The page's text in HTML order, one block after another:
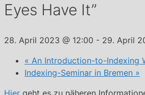
Eyes Have It”
28. April 2023 @ 12:00 - 29. April
« An Introduction-to-Indexing
Indexing-Seminar in Bremen »